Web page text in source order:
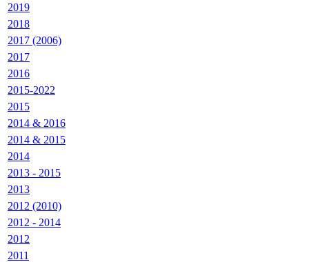
2019
2018
2017 (2006)
2017
2016
2015-2022
2015
2014 & 2016
2014 & 2015
2014
2013 - 2015
2013
2012 (2010)
2012 - 2014
2012
2011